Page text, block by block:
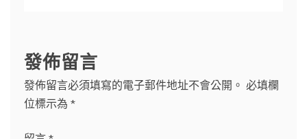
發佈留言
發佈留言必須填寫的電子郵件地址不會公開。 必填欄
位標示為 *